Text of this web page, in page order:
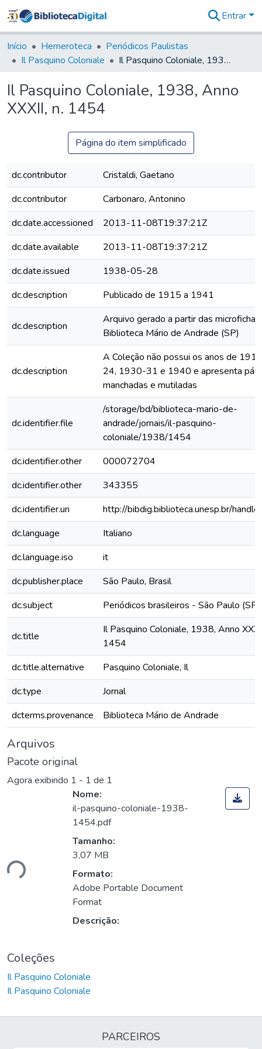
&
Coleções
Tudo na
Digital
Entrar
Início Hemeroteca
Periódicos Paulistas
Il Pasquino Coloniale
Il Pasquino Coloniale, 1938, Anno XXXII, n. 1454
Il Pasquino Coloniale, 1938, Anno
XXXII, n. 1454
Página do item simplificado
dc.contributor
Cristaldi, Gaetano
dc.contributor
Carbonaro, Antonino
dc.date.accessioned
2013-11-08T19:37:21Z
dc.date.available
2013-11-08T19:37:21Z
dc.date.issued
1938-05-28
dc.description
Publicado de 1915 a 1941
dc.description
Arquivo gerado a partir das
Biblioteca Mário de Andrade (SP)
dc.description
A Coleção não possui os anos de
24, 1930-31 e 1940 e apresenta
manchadas e mutiladas
dc.identifier.file
/storage/bd/biblioteca-mario-de-
andrade/jornais/il-pasquino-
coloniale/1938/1454
dc.identifier.other
000072704
dc.identifier.other
343355
dc.identifier.uri
http://bibdig.biblioteca.unesp.br/
dc.language
Italiano
dc.language.iso
it
dc.publisher.place
São Paulo, Brasil
dc.subject
Periódicos brasileiros - São Paulo (SP)
dc.title
Il Pasquino Coloniale, 1938, Anno
1454
dc.title.alternative
Pasquino Coloniale, Il
dc.type
Jornal
dcterms.provenance
Biblioteca Mário de Andrade
Arquivos
Pacote original
Agora exibindo 1 - 1 de 1
Nome:
il-pasquino-coloniale-1938-
1454.pdf
Tamanho:
3,07 MB
Formato:
Adobe Portable Document
Format
Descrição:
Coleções
Il Pasquino Coloniale
Il Pasquino Coloniale
PARCEIROS